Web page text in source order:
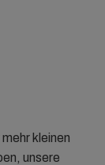
kleinen
unsere